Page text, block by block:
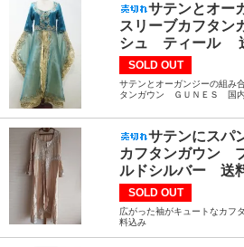
サテンとオー
スリーブカフタ
シュ ティール
SOLD OUT
サテンとオーガンジーの組み
タンガウン ＧＵＮＥＳ 国
サテンにスパ
カフタンガウン
ルドシルバー 送
SOLD OUT
広がった袖がキュートなカ
料込み